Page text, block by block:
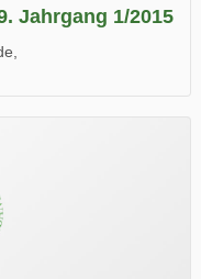
Jahrgang 1/2015